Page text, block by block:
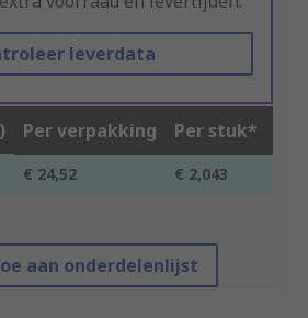
leverdata
Per verpakking Per stuk*
€ 24,52 € 2,043
aan onderdelenlijst